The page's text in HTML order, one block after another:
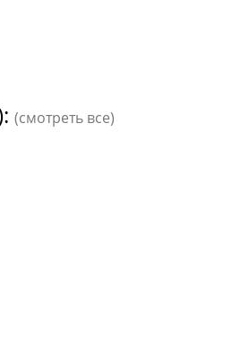
(смотреть все)